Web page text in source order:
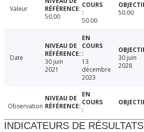
Valeur
50.00
50.00
50.00
Date
30 juin
2021
13
décembre
2023
30 juin
2028
Observation
INDICATEURS DE RÉSULTATS